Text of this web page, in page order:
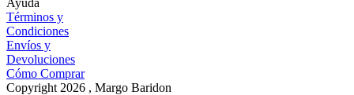
Ayuda
Términos y
Condiciones
Envíos y
Devoluciones
Cómo Comprar
Copyright 2026 , Margo Baridon